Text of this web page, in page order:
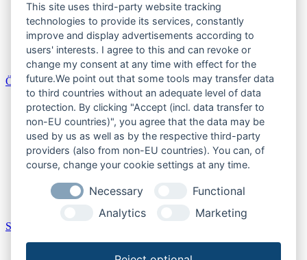
Saarland
Sachsen
Sachsen-Anhalt
Schleswig-Holstein
Thüringen
Österreich
Burgenland
Kärnten
Niederösterreich
Oberösterreich
Salzburger Land
Steiermark
Vorarlberg
Schweiz
This site uses third-party website tracking
technologies to provide its services, constantly
improve and display advertisements according to
users' interests. I agree to this and can revoke or
change my consent at any time with effect for the
future.We point out that some tools may transfer data
to third countries without an adequate level of data
protection. By clicking "Accept (incl. data transfer to
non-EU countries)", you agree that the data may be
used by us as well as by the respective third-party
providers (also from non-EU countries). You can, of
course, change your cookie settings at any time.
Necessary
Functional
Analytics
Marketing